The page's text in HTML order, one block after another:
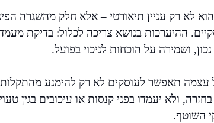
הוא לא רק עניין תיאורטי – אלא חלק מהשגרה
ההיערכות בנושא צריכה לכלול: בדיקת
ושמירה על הוכחות לניכוי בפועל.
עצמה תאפשר לעוסקים לא רק להימנע
ולא יעמדו בפני קנסות או עיכובים בגין
השוטף.